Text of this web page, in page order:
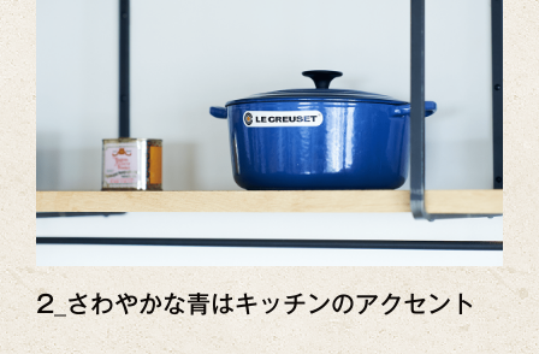
2_さわやかな青はキッチンのアクセント